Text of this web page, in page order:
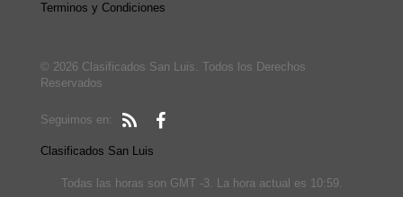
Terminos y Condiciones
© 2026 Clasificados San Luis. Todos los Derechos
Reservados
Seguimos en:
Clasificados San Luis
Todas las horas son GMT -3. La hora actual es 10:59.